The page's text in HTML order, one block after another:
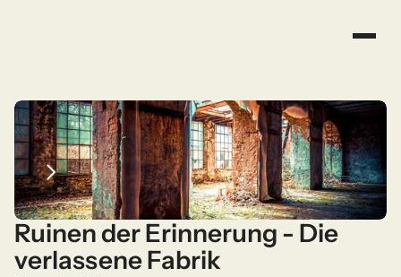
Ruinen der Erinnerung - Die
verlassene Fabrik